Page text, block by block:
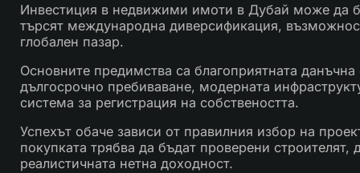
Инвестиция в недвижими имоти в Дубай може да
търсят международна диверсификация,
глобален пазар.
Основните предимства са благоприятната
дългосрочно пребиваване, модерната
система за регистрация на собствеността.
Успехът обаче зависи от правилния избор на
покупката трябва да бъдат проверени
реалистичната нетна доходност.